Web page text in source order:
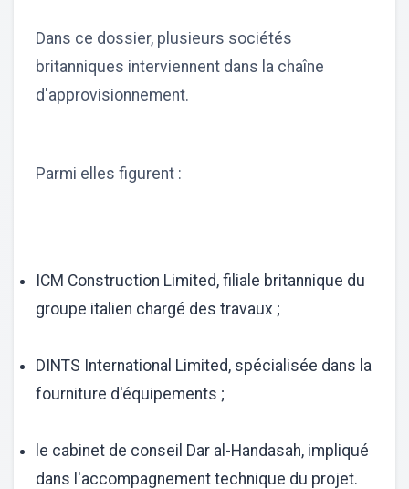
Dans ce dossier, plusieurs sociétés
britanniques interviennent dans la chaîne
d'approvisionnement.
Parmi elles figurent :
ICM Construction Limited, filiale britannique du
groupe italien chargé des travaux ;
DINTS International Limited, spécialisée dans la
fourniture d'équipements ;
le cabinet de conseil Dar al-Handasah, impliqué
dans l'accompagnement technique du projet.